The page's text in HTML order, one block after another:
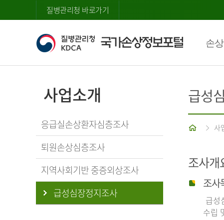
질병관리청 바로가기
손
사업소개
응급실손상환자심층조사
퇴원손상심층조사
지역사회기반 중증외상조사
급성심장정지조사
급성
홈 사
조사개
조사
급성
수립